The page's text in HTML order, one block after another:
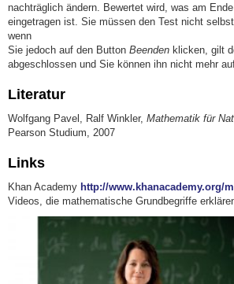
nachträglich ändern. Bewertet wird, was am
eingetragen ist. Sie müssen den Test nicht
wenn
Sie jedoch auf den Button Beenden klicken, gilt
abgeschlossen und Sie können ihn nicht mehr
Literatur
Wolfgang Pavel, Ralf Winkler, Mathematik für
Pearson Studium, 2007
Links
Khan Academy http://www.khanacademy.org/
Videos, die mathematische Grundbegriffe